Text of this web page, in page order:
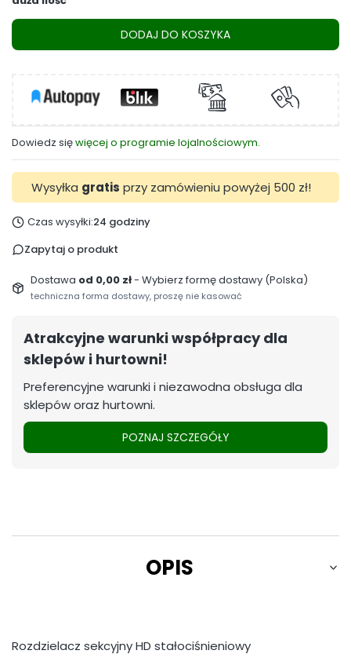
DODAJ DO KOSZYKA
Dowiedz sięwięcej o programie lojalnościowym.
Wysyłka gratis przy zamówieniu powyżej 500 zł!
Czas wysyłki:24 godziny
Zapytaj o produkt
Dostawa od 0,00 zł- Wybierz formę dostawy (Polska)
techniczna forma dostawy, proszę nie kasować
Atrakcyjne warunki współpracy dla
sklepów i hurtowni!
Preferencyjne warunki i niezawodna obsługa dla
sklepów oraz hurtowni.
POZNAJ SZCZEGÓŁY
OPIS
Rozdzielacz sekcyjny HD stałociśnieniowy